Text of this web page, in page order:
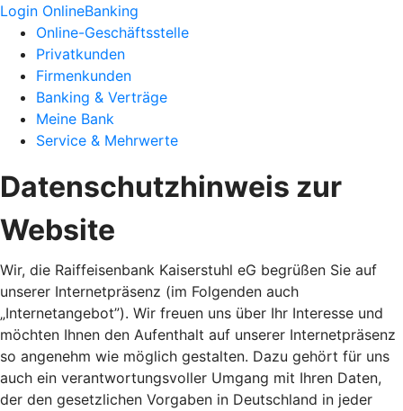
Login OnlineBanking
Online-Geschäftsstelle
Privatkunden
Firmenkunden
Banking & Verträge
Meine Bank
Service & Mehrwerte
Datenschutzhinweis zur
Website
Wir, die Raiffeisenbank Kaiserstuhl eG begrüßen Sie auf
unserer Internetpräsenz (im Folgenden auch
„Internetangebot”). Wir freuen uns über Ihr Interesse und
möchten Ihnen den Aufenthalt auf unserer Internetpräsenz
so angenehm wie möglich gestalten. Dazu gehört für uns
auch ein verantwortungsvoller Umgang mit Ihren Daten,
der den gesetzlichen Vorgaben in Deutschland in jeder